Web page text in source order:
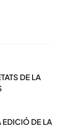
DE LA
EDICIÓ DE LA